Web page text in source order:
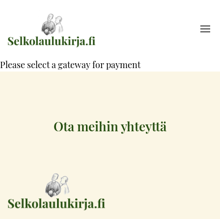
Please select a gateway for payment
Ota meihin yhteyttä